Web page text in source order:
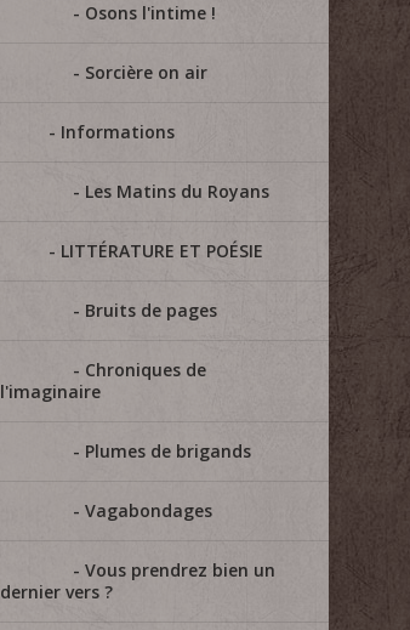
Osons l'intime !
Sorcière on air
Informations
Les Matins du Royans
LITTÉRATURE ET POÉSIE
Bruits de pages
Chroniques de
l'imaginaire
Plumes de brigands
Vagabondages
Vous prendrez bien un
dernier vers ?